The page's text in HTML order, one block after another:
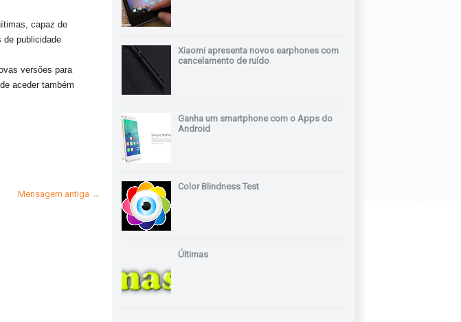
capaz de
de publicidade
versões para
aceder também
Mensagem antiga →
Xiaomi apresenta novos earphones com
cancelamento de ruído
Ganha um smartphone com o Apps do
Android
Color Blindness Test
Últimas